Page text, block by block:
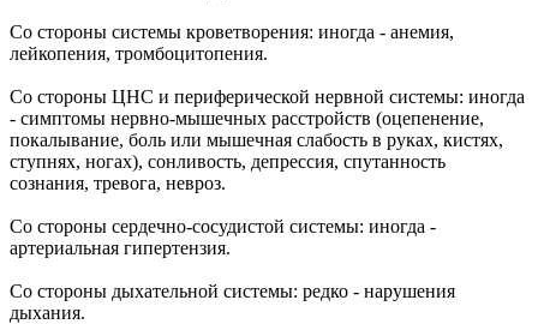
Со стороны системы кроветворения: иногда - анемия,
лейкопения, тромбоцитопения.
Со стороны ЦНС и периферической нервной системы: иногда
- симптомы нервно-мышечных расстройств (оцепенение,
покалывание, боль или мышечная слабость в руках, кистях,
ступнях, ногах), сонливость, депрессия, спутанность
сознания, тревога, невроз.
Со стороны сердечно-сосудистой системы: иногда -
артериальная гипертензия.
Со стороны дыхательной системы: редко - нарушения
дыхания.